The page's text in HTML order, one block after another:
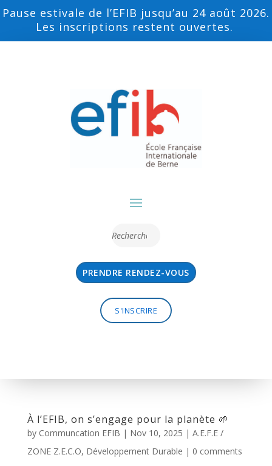
Pause estivale de l’EFIB jusqu’au 24 août 2026.
Les inscriptions restent ouvertes.
PRENDRE RENDEZ-VOUS
S'INSCRIRE
À l’EFIB, on s’engage pour la planète 🌱
by Communcation EFIB | Nov 10, 2025 | A.E.F.E /
ZONE Z.E.C.O, Développement Durable | 0 comments